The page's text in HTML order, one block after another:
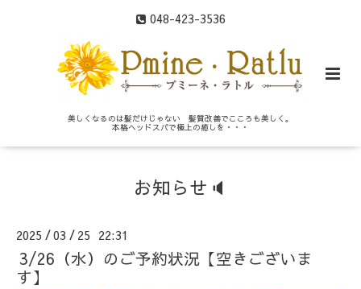
048-423-3536
美しくなるのは髪だけじゃない 髪質改善でこころも美しく。
本格ヘッドスパで極上の癒しを・・・
お知らせ🔈
2025 /03 / 25 22:31
3/26（水）のご予約状況【空きございま
す】